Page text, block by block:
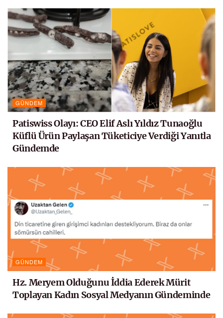
GÜNDEM
Patiswiss Olayı: CEO Elif Aslı Yıldız Tunaoğlu
Küflü Ürün Paylaşan Tüketiciye Verdiği Yanıtla
Gündemde
GÜNDEM
Hz. Meryem Olduğunu İddia Ederek Mürit
Toplayan Kadın Sosyal Medyanın Gündeminde